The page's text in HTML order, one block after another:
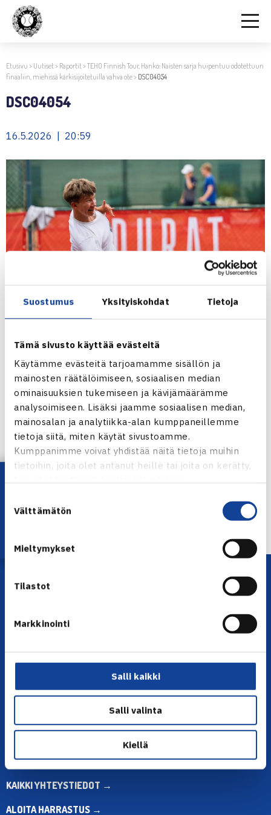
Suostumus Yksityiskohdat Tietoja
Tämä sivusto käyttää evästeitä
Käytämme evästeitä tarjoamamme sisällön ja
mainosten räätälöimiseen, sosiaalisen median
ominaisuuksien tukemiseen ja kävijämäärämme
analysoimiseen. Lisäksi jaamme sosiaalisen median,
mainosalan ja analytiikka-alan kumppaneillemme
tietoja siitä, miten käytät sivustoamme.
Kumppanimme voivat yhdistää näitä tietoja muihin
tietoihin, joita olet antanut heille tai joita on kerätty,
valinta
Välttämätön
Mieltymykset
Tilastot
Markkinointi
Salli kaikki
Salli valinta
Kiellä
Etusivu > Uutiset> Raportit>TEHO Finnish Tour, Hanko: Naisten sarja huipentuu odotettuun
finaaliin, miehissä kärkisijoitetuilla vahva ote> DSC04054
DSC04054
16.5.2026 | 20:59
Jaa:
← Edellinen
Lataa OmaTennis!
YHTEYSTIEDOT
Olympiastadion, Paavo Nurmen tie 1, 00250 Helsinki
ma-pe klo 10.00-12.00
Muina aikoina olkaa yhteydessä
sähköpostitse: toimisto@tennis.fi
KAIKKI YHTEYSTIEDOT →
ALOITA HARRASTUS →